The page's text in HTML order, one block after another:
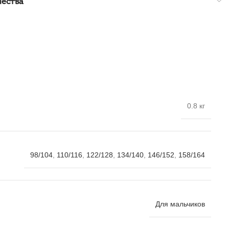
0.8 кг
98/104 110/116 122/128 134/140 146/152 158/164
Для мальчиков